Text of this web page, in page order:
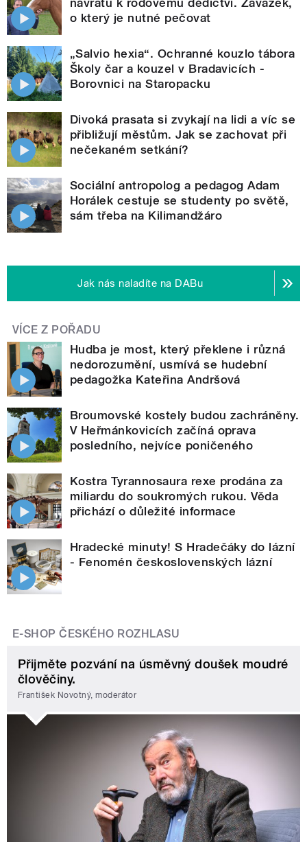
o který je nutné pečovat
„Salvio hexia“. Ochranné kouzlo tábora
Školy čar a kouzel v Bradavicích -
Borovnici na Staropacku
Divoká prasata si zvykají na lidi a víc se
přibližují městům. Jak se zachovat při
nečekaném setkání?
Sociální antropolog a pedagog Adam
Horálek cestuje se studenty po světě,
sám třeba na Kilimandžáro
Jak nás naladíte na DABu
VÍCE Z POŘADU
Hudba je most, který překlene i různá
nedorozumění, usmívá se hudební
pedagožka Kateřina Andršová
Broumovské kostely budou zachráněny.
V Heřmánkovicích začíná oprava
posledního, nejvíce poničeného
Kostra Tyrannosaura rexe prodána za
miliardu do soukromých rukou. Věda
přichází o důležité informace
Hradecké minuty! S Hradečáky do lázní
- Fenomén československých lázní
E-SHOP ČESKÉHO ROZHLASU
Přijměte pozvání na úsměvný doušek moudré
člověčiny.
František Novotný, moderátor